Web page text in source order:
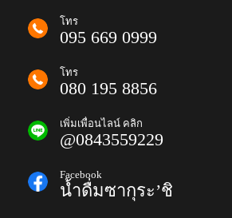
โทร
095 669 0999
โทร
080 195 8856
เพิ่มเพื่อนไลน์ คลิก
@0843559229
Facebook
น้ำดื่มซากุระ’ชิ